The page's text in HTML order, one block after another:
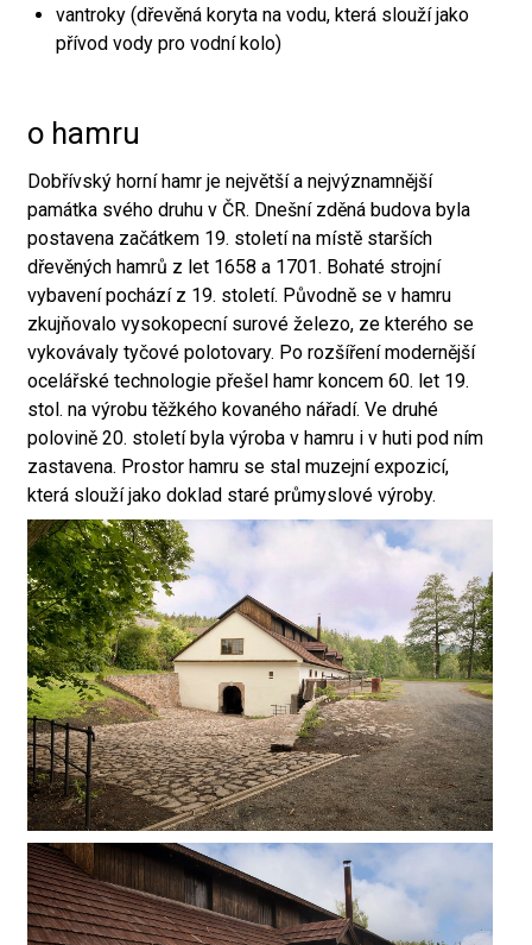
vantroky (dřevěná koryta na vodu, která slouží jako
přívod vody pro vodní kolo)
o hamru
Dobřívský horní hamr je největší a nejvýznamnější
památka svého druhu v ČR. Dnešní zděná budova byla
postavena začátkem 19. století na místě starších
dřevěných hamrů z let 1658 a 1701. Bohaté strojní
vybavení pochází z 19. století. Původně se v hamru
zkujňovalo vysokopecní surové železo, ze kterého se
vykovávaly tyčové polotovary. Po rozšíření modernější
ocelářské technologie přešel hamr koncem 60. let 19.
stol. na výrobu těžkého kovaného nářadí. Ve druhé
polovině 20. století byla výroba v hamru i v huti pod ním
zastavena. Prostor hamru se stal muzejní expozicí,
která slouží jako doklad staré průmyslové výroby.